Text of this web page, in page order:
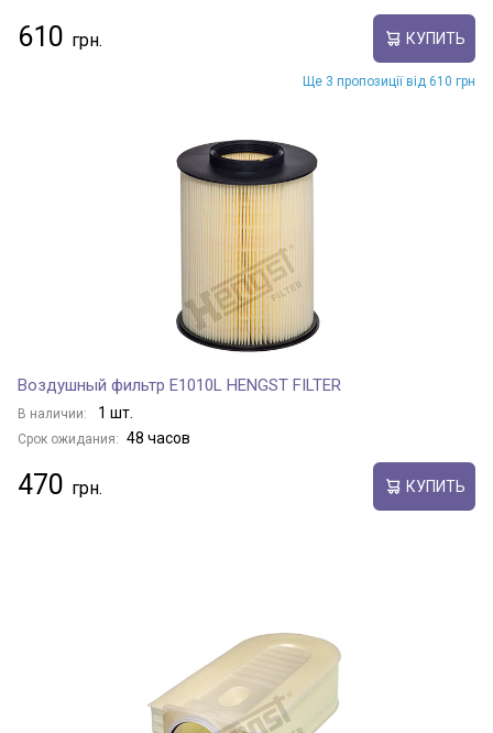
610 КУПИТЬ
Ще 3 пропозиції від 610 грн
Воздушный фильтр E1010L HENGST FILTER
В наличии: 1 шт.
Срок ожидания: 48 часов
470 КУПИТЬ